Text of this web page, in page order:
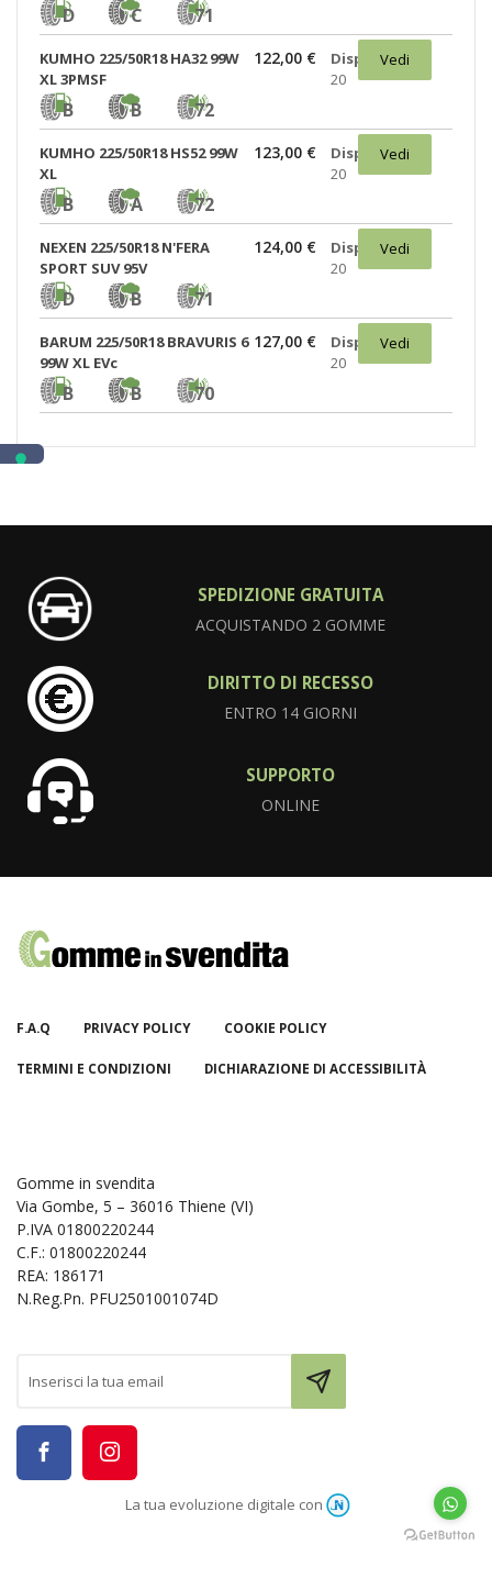
D C 71
KUMHO 225/50R18 HA32 99W
XL 3PMSF
B B 72
122,00 €
Disponibili:
20
Vedi
KUMHO 225/50R18 HS52 99W
XL
B A 72
123,00 €
Disponibili:
20
Vedi
NEXEN 225/50R18 N'FERA
SPORT SUV 95V
D B 71
124,00 €
Disponibili:
20
Vedi
BARUM 225/50R18 BRAVURIS 6
99W XL EVc
B B 70
127,00 €
Disponibili:
20
Vedi
SPEDIZIONE GRATUITA
ACQUISTANDO 2 GOMME
DIRITTO DI RECESSO
ENTRO 14 GIORNI
SUPPORTO
ONLINE
F.A.Q PRIVACY POLICY COOKIE POLICY
TERMINI E CONDIZIONI DICHIARAZIONE DI ACCESSIBILITÀ
Gomme in svendita
Via Gombe, 5 – 36016 Thiene (VI)
P.IVA 01800220244
C.F.: 01800220244
REA: 186171
N.Reg.Pn. PFU2501001074D
La tua evoluzione digitale con